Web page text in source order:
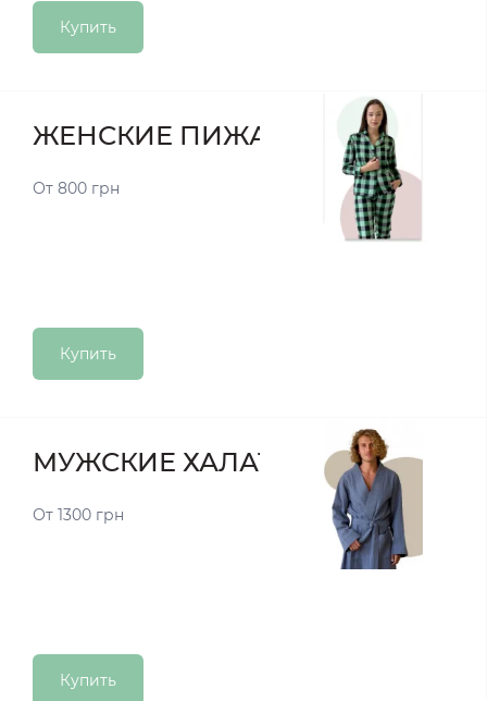
Купить
ЖЕНСКИЕ ПИЖАМЫ
От 800 грн
Купить
МУЖСКИЕ ХАЛАТЫ
От 1300 грн
Купить